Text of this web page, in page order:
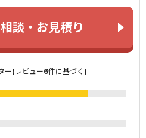
談・お見積り
ー(レビュー6件に基づく)